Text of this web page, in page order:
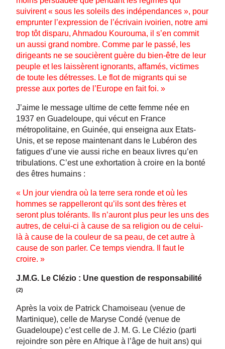
suivirent « sous les soleils des indépendances », pour
emprunter l’expression de l’écrivain ivoirien, notre ami
trop tôt disparu, Ahmadou Kourouma, il s’en commit
un aussi grand nombre. Comme par le passé, les
dirigeants ne se soucièrent guère du bien-être de leur
peuple et les laissèrent ignorants, affamés, victimes
de toute les détresses. Le flot de migrants qui se
presse aux portes de l’Europe en fait foi. »
J’aime le message ultime de cette femme née en
1937 en Guadeloupe, qui vécut en France
métropolitaine, en Guinée, qui enseigna aux Etats-
Unis, et se repose maintenant dans le Lubéron des
fatigues d’une vie aussi riche en beaux livres qu’en
tribulations. C’est une exhortation à croire en la bonté
des êtres humains :
« Un jour viendra où la terre sera ronde et où les
hommes se rappelleront qu’ils sont des frères et
seront plus tolérants. Ils n’auront plus peur les uns des
autres, de celui-ci à cause de sa religion ou de celui-
là à cause de la couleur de sa peau, de cet autre à
cause de son parler. Ce temps viendra. Il faut le
croire. »
J.M.G. Le Clézio : Une question de responsabilité
(2)
Après la voix de Patrick Chamoiseau (venue de
Martinique), celle de Maryse Condé (venue de
Guadeloupe) c’est celle de J. M. G. Le Clézio (parti
rejoindre son père en Afrique à l’âge de huit ans) qui